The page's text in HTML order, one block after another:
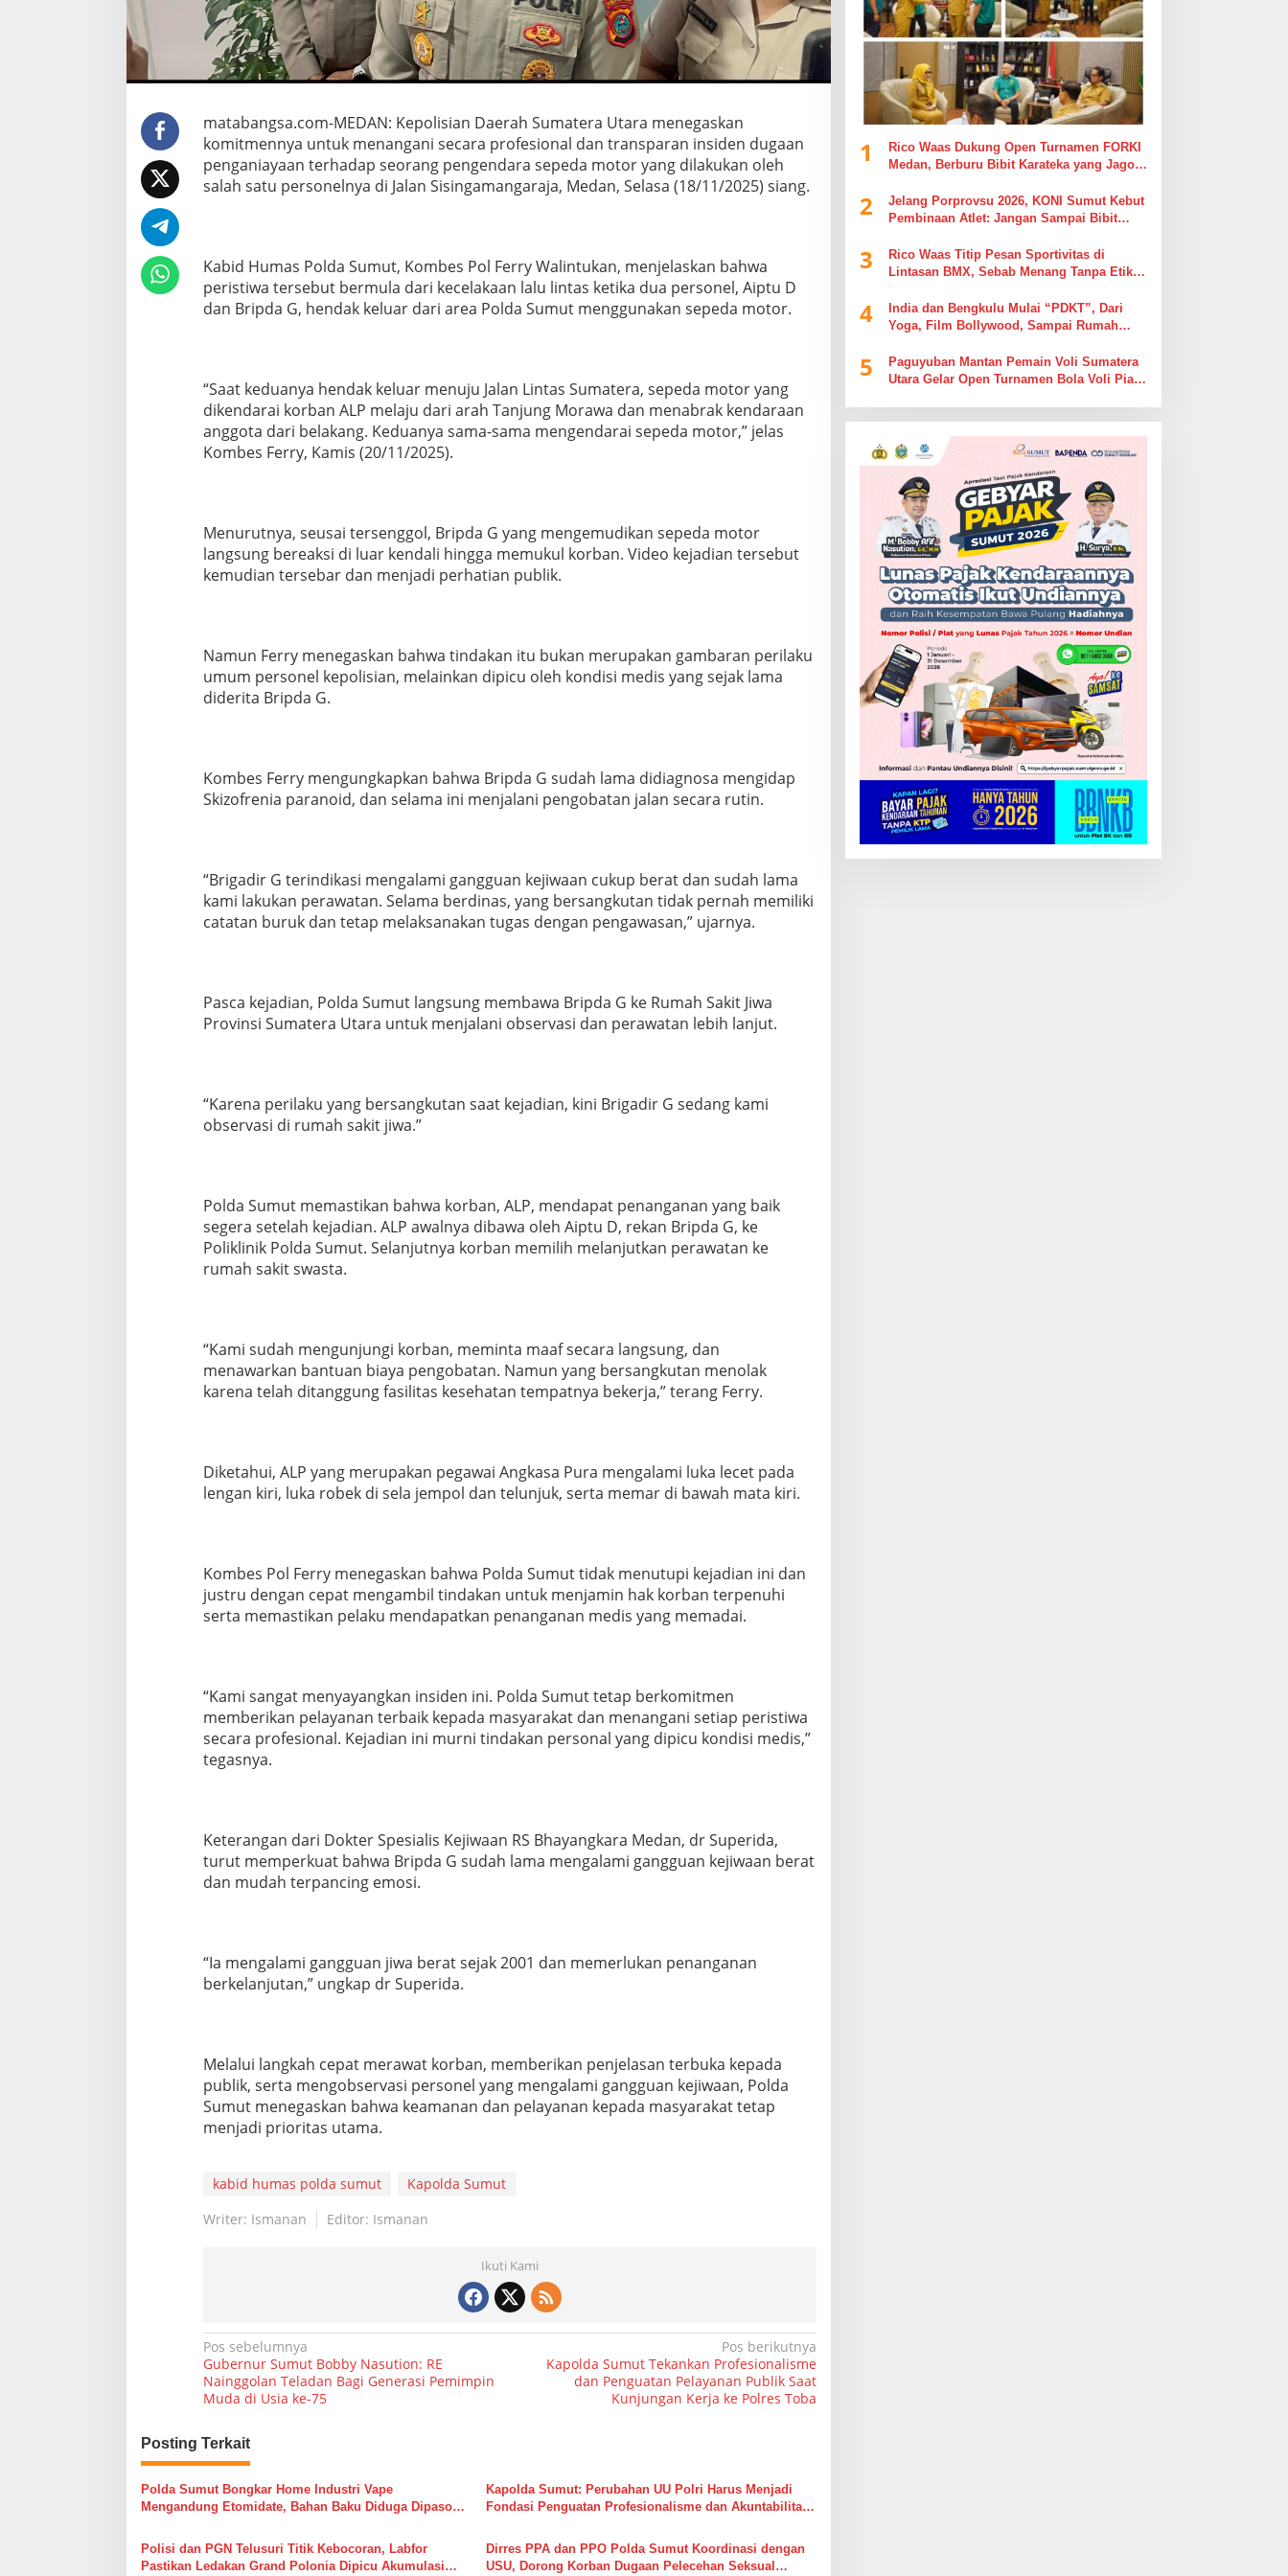
a
n
s
p
a
n
T
e
r
I
n
s
i
P
e
s
o
P
u
k
u
n
g
e
n
matabangsa.com-MEDAN: Kepolisian Daerah Sumatera Utara menegaskan
komitmennya untuk menangani secara profesional dan transparan insiden dugaan
penganiayaan terhadap seorang pengendara sepeda motor yang dilakukan oleh
salah satu personelnya di Jalan Sisingamangaraja, Medan, Selasa (18/11/2025) siang.
Kabid Humas Polda Sumut, Kombes Pol Ferry Walintukan, menjelaskan bahwa
peristiwa tersebut bermula dari kecelakaan lalu lintas ketika dua personel, Aiptu D
dan Bripda G, hendak keluar dari area Polda Sumut menggunakan sepeda motor.
“Saat keduanya hendak keluar menuju Jalan Lintas Sumatera, sepeda motor yang
dikendarai korban ALP melaju dari arah Tanjung Morawa dan menabrak kendaraan
anggota dari belakang. Keduanya sama-sama mengendarai sepeda motor,” jelas
Kombes Ferry, Kamis (20/11/2025).
Menurutnya, seusai tersenggol, Bripda G yang mengemudikan sepeda motor
langsung bereaksi di luar kendali hingga memukul korban. Video kejadian tersebut
kemudian tersebar dan menjadi perhatian publik.
Namun Ferry menegaskan bahwa tindakan itu bukan merupakan gambaran perilaku
umum personel kepolisian, melainkan dipicu oleh kondisi medis yang sejak lama
diderita Bripda G.
Kombes Ferry mengungkapkan bahwa Bripda G sudah lama didiagnosa mengidap
Skizofrenia paranoid, dan selama ini menjalani pengobatan jalan secara rutin.
“Brigadir G terindikasi mengalami gangguan kejiwaan cukup berat dan sudah lama
kami lakukan perawatan. Selama berdinas, yang bersangkutan tidak pernah memiliki
catatan buruk dan tetap melaksanakan tugas dengan pengawasan,” ujarnya.
Pasca kejadian, Polda Sumut langsung membawa Bripda G ke Rumah Sakit Jiwa
Provinsi Sumatera Utara untuk menjalani observasi dan perawatan lebih lanjut.
“Karena perilaku yang bersangkutan saat kejadian, kini Brigadir G sedang kami
observasi di rumah sakit jiwa.”
Polda Sumut memastikan bahwa korban, ALP, mendapat penanganan yang baik
segera setelah kejadian. ALP awalnya dibawa oleh Aiptu D, rekan Bripda G, ke
Poliklinik Polda Sumut. Selanjutnya korban memilih melanjutkan perawatan ke
rumah sakit swasta.
“Kami sudah mengunjungi korban, meminta maaf secara langsung, dan
menawarkan bantuan biaya pengobatan. Namun yang bersangkutan menolak
karena telah ditanggung fasilitas kesehatan tempatnya bekerja,” terang Ferry.
Diketahui, ALP yang merupakan pegawai Angkasa Pura mengalami luka lecet pada
lengan kiri, luka robek di sela jempol dan telunjuk, serta memar di bawah mata kiri.
Kombes Pol Ferry menegaskan bahwa Polda Sumut tidak menutupi kejadian ini dan
justru dengan cepat mengambil tindakan untuk menjamin hak korban terpenuhi
serta memastikan pelaku mendapatkan penanganan medis yang memadai.
“Kami sangat menyayangkan insiden ini. Polda Sumut tetap berkomitmen
memberikan pelayanan terbaik kepada masyarakat dan menangani setiap peristiwa
secara profesional. Kejadian ini murni tindakan personal yang dipicu kondisi medis,”
tegasnya.
Keterangan dari Dokter Spesialis Kejiwaan RS Bhayangkara Medan, dr Superida,
turut memperkuat bahwa Bripda G sudah lama mengalami gangguan kejiwaan berat
dan mudah terpancing emosi.
“Ia mengalami gangguan jiwa berat sejak 2001 dan memerlukan penanganan
berkelanjutan,” ungkap dr Superida.
Melalui langkah cepat merawat korban, memberikan penjelasan terbuka kepada
publik, serta mengobservasi personel yang mengalami gangguan kejiwaan, Polda
Sumut menegaskan bahwa keamanan dan pelayanan kepada masyarakat tetap
menjadi prioritas utama.
kabid humas polda sumut
Kapolda Sumut
Writer: Ismanan
Editor: Ismanan
Ikuti Kami
N
a
v
i
g
a
s
i
p
Pos sebelumnya
Gubernur Sumut Bobby Nasution: RE
Nainggolan Teladan Bagi Generasi Pemimpin
Muda di Usia ke-75
Pos berikutnya
Kapolda Sumut Tekankan Profesionalisme
dan Penguatan Pelayanan Publik Saat
Kunjungan Kerja ke Polres Toba
Posting Terkait
Polda Sumut Bongkar Home Industri Vape
Mengandung Etomidate, Bahan Baku Diduga Dipasok
Kapolda Sumut: Perubahan UU Polri Harus Menjadi
Fondasi Penguatan Profesionalisme dan Akuntabilitas
Polisi dan PGN Telusuri Titik Kebocoran, Labfor
Pastikan Ledakan Grand Polonia Dipicu Akumulasi
Dirres PPA dan PPO Polda Sumut Koordinasi dengan
USU, Dorong Korban Dugaan Pelecehan Seksual
1
Rico Waas Dukung Open Turnamen FORKI
Medan, Berburu Bibit Karateka yang Jago
Komentar
2
Jelang Porprovsu 2026, KONI Sumut Kebut
Pembinaan Atlet: Jangan Sampai Bibit
3
Rico Waas Titip Pesan Sportivitas di
Lintasan BMX, Sebab Menang Tanpa Etika
4
India dan Bengkulu Mulai “PDKT”, Dari
Yoga, Film Bollywood, Sampai Rumah
5
Paguyuban Mantan Pemain Voli Sumatera
Utara Gelar Open Turnamen Bola Voli Piala